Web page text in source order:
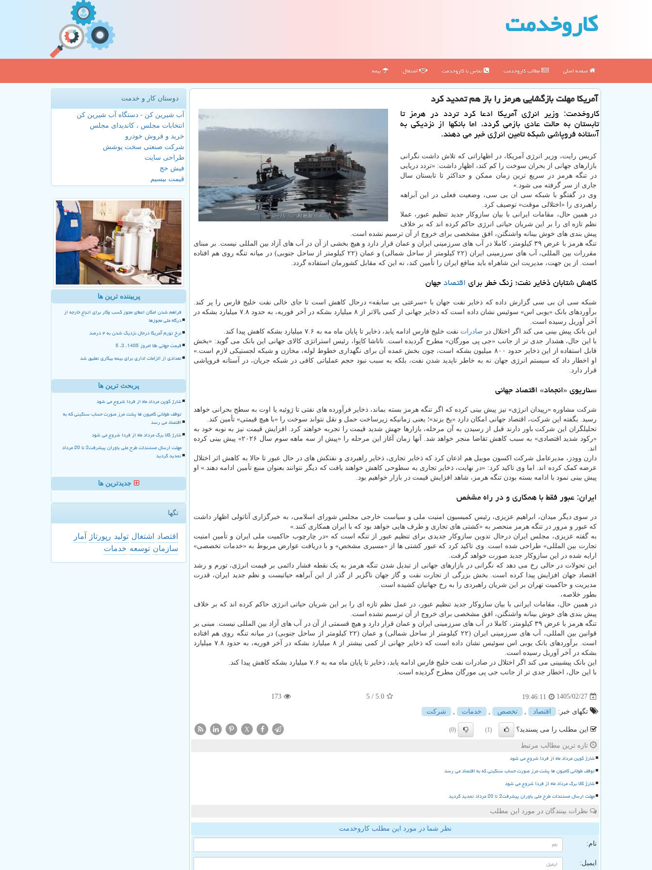
كاروخدمت
صفحه اصلی مطالب كاروخدمت تماس با كاروخدمت اشتغال بیمه
آمریکا مهلت بازگشایی هرمز را باز هم تمدید کرد
کاروخدمت: وزیر انرژی آمریکا ادعا کرد تردد در هرمز تا
تابستان به حالت عادی بازمی گردد، اما بانکها از نزدیکی به
آستانه فروپاشی شبکه تامین انرژی خبر می دهند.
کریس رایت، وزیر انرژی آمریکا، در اظهاراتی که تلاش داشت نگرانی
بازارهای جهانی از بحران سوخت را کم کند، اظهار داشت: «تردد دریایی
در تنگه هرمز در سریع ترین زمان ممکن و حداکثر تا تابستان سال
جاری از سر گرفته می شود.»
وی در گفتگو با شبکه سی ان بی سی، وضعیت فعلی در این آبراهه
راهبردی را «اختلالی موقت» توصیف کرد.
در همین حال، مقامات ایرانی با بیان سازوکار جدید تنظیم عبور، عملا
نظم تازه ای را بر این شریان حیاتی انرژی حاکم کرده اند که بر خلاف
پیش بندی های خوش بینانه واشنگتن، افق مشخصی برای خروج از آن ترسیم نشده است.
تنگه هرمز با عرض ۳۹ کیلومتر، کاملا در آب های سرزمینی ایران و عمان قرار دارد و هیچ بخشی از آن در آب های آزاد بین المللی نیست. بر مبنای
مقررات بین المللی، آب های سرزمینی ایران (۲۲ کیلومتر از ساحل شمالی) و عمان (۲۲ کیلومتر از ساحل جنوبی) در میانه تنگه روی هم افتاده
است. از ین جهت، مدیریت این شاهراه باید منافع ایران را تأمین کند، نه این که مقابل کشورمان استفاده گردد.
کاهش شتابان ذخایر نفت؛ زنگ خطر برایاقتصادجهان
شبکه سی ان بی سی گزارش داده که ذخایر نفت جهان با «سرعتی بی سابقه» درحال کاهش است تا جای خالی نفت خلیج فارس را پر کند.
برآوردهای بانک «یوبی اس» سوئیس نشان داده است که ذخایر جهانی از کمی بالاتر از ۸ میلیارد بشکه در آخر فوریه، به حدود ۷.۸ میلیارد بشکه در
آخر آوریل رسیده است.
این بانک پیش بینی می کند اگر اختلال در صادرات نفت خلیج فارس ادامه یابد، ذخایر تا پایان ماه مه به ۷.۶ میلیارد بشکه کاهش پیدا کند.
با این حال، هشدار جدی تر از جانب «جی پی مورگان» مطرح گردیده است. ناتاشا کانِوا، رئیس استراتژی کالای جهانی این بانک می گوید: «بخش
قابل استفاده از این ذخایر حدود ۸۰۰ میلیون بشکه است، چون بخش عمده آن برای نگهداری خطوط لوله، مخازن و شبکه لجستیکی لازم است.»
او اخطار داد که سیستم انرژی جهان نه به خاطر ناپدید شدن نفت، بلکه به سبب نبود حجم عملیاتی کافی در شبکه جریان، در آستانه فروپاشی
قرار دارد.
سناریوی «انجماد» اقتصاد جهانی
شرکت مشاوره «رپیدان انرژی» نیز پیش بینی کرده که اگر تنگه هرمز بسته بماند، ذخایر فرآورده های نفتی تا ژوئیه یا اوت به سطح بحرانی خواهد
رسید. بگفته این شرکت، اقتصاد جهانی امکان دارد «یخ بزند»؛ یعنی زمانیکه زیرساخت حمل و نقل نتواند سوخت را «با هیچ قیمتی» تأمین کند.
تحلیلگران این شرکت باور دارند قبل از رسیدن به آن مرحله، بازارها جهش شدید قیمت را تجربه خواهند کرد. افزایش قیمت نیز به نوبه خود به
«رکود شدید اقتصادی» به سبب کاهش تقاضا منجر خواهد شد. آنها زمان آغاز این مرحله را «پیش از سه ماهه سوم سال ۲۰۲۶» پیش بینی کرده
اند.
دارن وودز، مدیرعامل شرکت اکسون موبیل هم اذعان کرد که ذخایر تجاری، ذخایر راهبردی و نفتکش های در حال عبور تا حالا به کاهش اثر اختلال
عرضه کمک کرده اند. اما وی تاکید کرد: «در نهایت، ذخایر تجاری به سطوحی کاهش خواهند یافت که دیگر نتوانند بعنوان منبع تأمین ادامه دهند.» او
پیش بینی نمود با ادامه بسته بودن تنگه هرمز، شاهد افزایش قیمت در بازار خواهیم بود.
ایران: عبور فقط با همکاری و در راه مشخص
در سوی دیگر میدان، ابراهیم عزیزی، رئیس کمیسیون امنیت ملی و سیاست خارجی مجلس شورای اسلامی، به خبرگزاری آناتولی اظهار داشت
که عبور و مرور در تنگه هرمز منحصر به «کشتی های تجاری و طرف هایی خواهد بود که با ایران همکاری کنند.»
به گفته عزیزی، مجلس ایران درحال تدوین سازوکار جدیدی برای تنظیم عبور از تنگه است که «در چارچوب حاکمیت ملی ایران و تأمین امنیت
تجارت بین المللی» طراحی شده است. وی تاکید کرد که عبور کشتی ها از «مسیری مشخص» و با دریافت عوارض مربوط به «خدمات تخصصی»
ارایه شده در این سازوکار جدید صورت خواهد گرفت.
این تحولات در حالی رخ می دهد که نگرانی در بازارهای جهانی از تبدیل شدن تنگه هرمز به یک نقطه فشار دائمی بر قیمت انرژی، تورم و رشد
اقتصاد جهان افزایش پیدا کرده است. بخش بزرگی از تجارت نفت و گاز جهان ناگزیر از گذر از این آبراهه حیاتیست و نظم جدید ایران، قدرت
مدیریت و حاکمیت تهران بر این شریان راهبردی را به رخ جهانیان کشیده است.
بطور خلاصه،
در همین حال، مقامات ایرانی با بیان سازوکار جدید تنظیم عبور، در عمل نظم تازه ای را بر این شریان حیاتی انرژی حاکم کرده اند که بر خلاف
پیش بندی های خوش بینانه واشنگتن، افق مشخصی برای خروج از آن ترسیم نشده است.
تنگه هرمز با عرض ۳۹ کیلومتر، کاملا در آب های سرزمینی ایران و عمان قرار دارد و هیچ قسمتی از آن در آب های آزاد بین المللی نیست. مبنی بر
قوانین بین المللی، آب های سرزمینی ایران (۲۲ کیلومتر از ساحل شمالی) و عمان (۲۲ کیلومتر از ساحل جنوبی) در میانه تنگه روی هم افتاده
است. برآوردهای بانک یوبی اس سوئیس نشان داده است که ذخایر جهانی از کمی بیشتر از ۸ میلیارد بشکه در آخر فوریه، به حدود ۷.۸ میلیارد
بشکه در آخر آوریل رسیده است.
این بانک پیشبینی می کند اگر اختلال در صادرات نفت خلیج فارس ادامه یابد، ذخایر تا پایان ماه مه به ۷.۶ میلیارد بشکه کاهش پیدا کند.
با این حال، اخطار جدی تر از جانب جی پی مورگان مطرح گردیده است.
1405/02/27
19:46:11
5.0
/ 5
173
تگهای خبر: اقتصاد تخصص خدمات شركت
این مطلب را می پسندید؟ (1)
(0)
X
تازه ترین مطالب مرتبط
شارژ کوپن مرداد ماه از فردا شروع می شود
توقف طولانی کامیون ها پشت مرز صورت حساب سنگینی که به اقتصاد می رسد
شارژ کالا برگ مرداد ماه از فردا شروع می شود
مهلت ارسال مستندات طرح ملی یاوران پیشرفت2 تا 20 مرداد تمدید گردید
نظرات بینندگان در مورد این مطلب
نظر شما در مورد این مطلب کاروخدمت
نام:
ایمیل:
دوستان کار و خدمت
آب شیرین کن - دستگاه آب شیرین کن
انتخابات مجلس ، کاندیدای مجلس
خرید و فروش خودرو
شرکت صنعتی سخت پوشش
طراحی سایت
فیش حج
قیمت بیسیم
پربیننده ترین ها
فراهم شدن امکان اعطای مجوز کسب وکار برای اتباع خارجه از
درگاه ملی مجوزها
نرخ تورم آمریکا درحال نزدیک شدن به ۴ درصد
قیمت جهانی طلا امروز 1405، 3، 5
تعدادی از الزامات اداری برای بیمه بیکاری تعلیق شد
پربحث ترین ها
شارژ کوپن مرداد ماه از فردا شروع می شود
توقف طولانی کامیون ها پشت مرز صورت حساب سنگینی که به
اقتصاد می رسد
شارژ کالا برگ مرداد ماه از فردا شروع می شود
مهلت ارسال مستندات طرح ملی یاوران پیشرفت2 تا 20 مرداد
تمدید گردید
جدیدترین ها
تگها
اقتصاد اشتغال تولید رپورتاژ
آمار
سازمان توسعه خدمات